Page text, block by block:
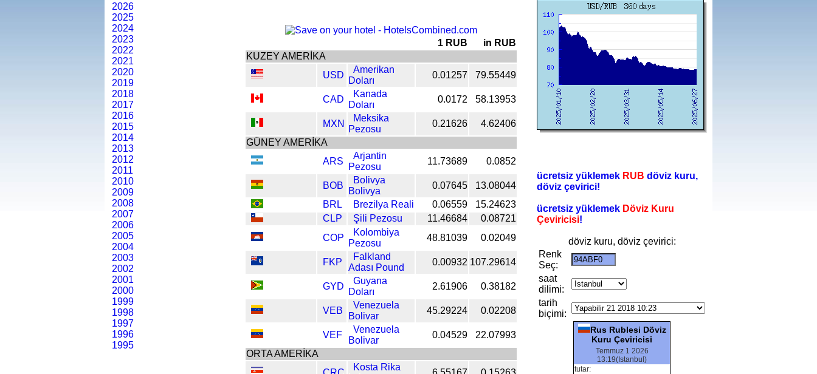
2026
2025
2024
2023
2022
2021
2020
2019
2018
2017
2016
2015
2014
2013
2012
2011
2010
2009
2008
2007
2006
2005
2004
2003
2002
2001
2000
1999
1998
1997
1996
1995
1 RUB
in RUB
KUZEY AMERİKA
USD
Amerikan
Doları
0.01257 79.55449
CAD
Kanada
Doları
0.0172 58.13953
MXN
Meksika
Pezosu
0.21626
4.62406
GÜNEY AMERİKA
ARS
Arjantin
Pezosu
11.73689 0.0852
BOB
Bolivya
Bolivya
0.07645
13.08044
BRL
Brezilya Reali 0.06559
15.24623
CLP
Şili Pezosu 11.46684
0.08721
COP
Kolombiya
Pezosu
48.81039 0.02049
FKP
Falkland
Adası Pound
0.00932 107.29614
GYD
Guyana
Doları
2.61906 0.38182
VEB
Venezuela
Bolivar
45.29224 0.02208
VEF
Venezuela
Bolivar
0.04529
22.07993
ORTA AMERİKA
Kosta Rika
ücretsiz yüklemek RUB döviz kuru,
döviz çevirici!
ücretsiz yüklemek Döviz Kuru
Çeviricisi!
döviz kuru, döviz çevirici:
Renk
Seç:
saat
dilimi:
tarih
biçimi:
Rus Rublesi Döviz
Kuru Çeviricisi
Temmuz 1 2026
13:19(Istanbul)
tutar: